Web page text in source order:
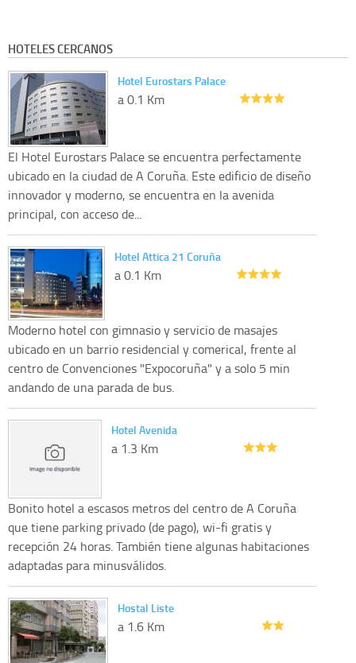
HOTELES CERCANOS
Hotel Eurostars Palace
a 0.1 Km
El Hotel Eurostars Palace se encuentra perfectamente
ubicado en la ciudad de A Coruña. Este edificio de diseño
innovador y moderno, se encuentra en la avenida
principal, con acceso de...
Hotel Attica 21 Coruña
a 0.1 Km
Moderno hotel con gimnasio y servicio de masajes
ubicado en un barrio residencial y comerical, frente al
centro de Convenciones "Expocoruña" y a solo 5 min
andando de una parada de bus.
Hotel Avenida
a 1.3 Km
Bonito hotel a escasos metros del centro de A Coruña
que tiene parking privado (de pago), wi-fi gratis y
recepción 24 horas. También tiene algunas habitaciones
adaptadas para minusválidos.
Hostal Liste
a 1.6 Km